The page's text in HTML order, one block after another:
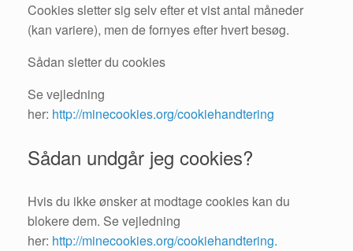
Cookies sletter sig selv efter et vist antal måneder
(kan variere), men de fornyes efter hvert besøg.
Sådan sletter du cookies
Se vejledning
her: http://minecookies.org/cookiehandtering
Sådan undgår jeg cookies?
Hvis du ikke ønsker at modtage cookies kan du
blokere dem. Se vejledning
her: http://minecookies.org/cookiehandtering.